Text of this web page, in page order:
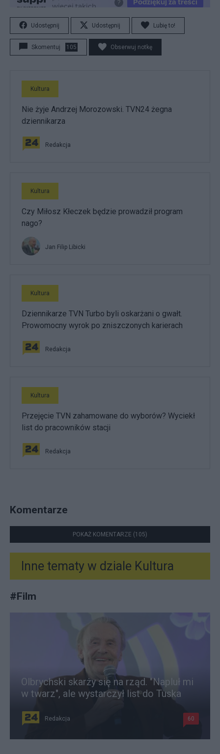
Udostępnij Udostępnij Lubię to!
Skomentuj 105 Obserwuj notkę
Kultura
Nie żyje Andrzej Morozowski. TVN24 żegna
dziennikarza
Redakcja
Kultura
Czy Miłosz Kłeczek będzie prowadził program
nago?
Jan Filip Libicki
Kultura
Dziennikarze TVN Turbo byli oskarżani o gwałt.
Prowomocny wyrok po zniszczonych karierach
Redakcja
Kultura
Przejęcie TVN zahamowane do wyborów? Wyciekł
list do pracowników stacji
Redakcja
Komentarze
POKAŻ KOMENTARZE (105)
Inne tematy w dziale Kultura
#Film
Olbrychski skarży się na rząd. "Napluł mi
w twarz", ale wystarczył list do Tuska
Redakcja 60